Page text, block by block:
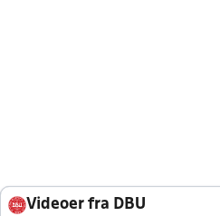
Videoer fra DBU